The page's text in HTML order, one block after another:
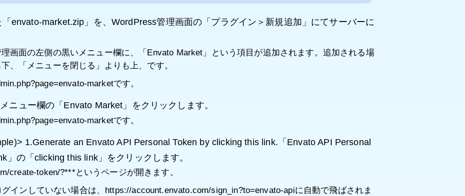
envato-market.zip」を、WordPress管理画面の「プラグイン＞新規追加」にてサーバーに
理画面の左側の黒いメニュー欄に、「Envato Market」という項目が追加されます。追加される場
、「メニューを閉じる」よりも上、です。
marketです。
ニュー欄の「Envato Market」をクリックします。
marketです。
1.Generate an Envato API Personal Token by clicking this link.「Envato API Personal
」の「clicking this link」をクリックします。
create-token/?***というページが開きます。
インしていない場合は、https://account.envato.com/sign_in?to=envato-apiに自動で飛ばされま